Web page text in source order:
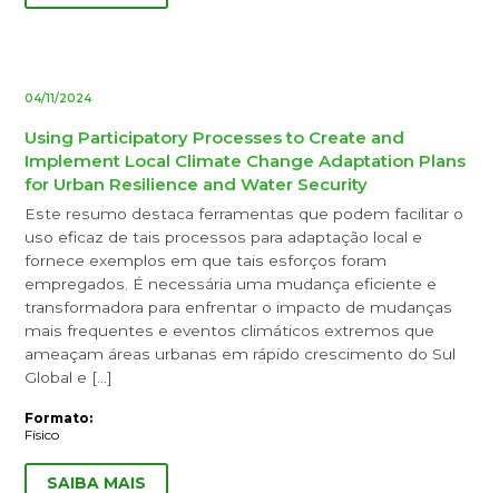
04/11/2024
Using Participatory Processes to Create and
Implement Local Climate Change Adaptation Plans
for Urban Resilience and Water Security
Este resumo destaca ferramentas que podem facilitar o
uso eficaz de tais processos para adaptação local e
fornece exemplos em que tais esforços foram
empregados. É necessária uma mudança eficiente e
transformadora para enfrentar o impacto de mudanças
mais frequentes e eventos climáticos extremos que
ameaçam áreas urbanas em rápido crescimento do Sul
Global e […]
Formato:
Físico
SAIBA MAIS